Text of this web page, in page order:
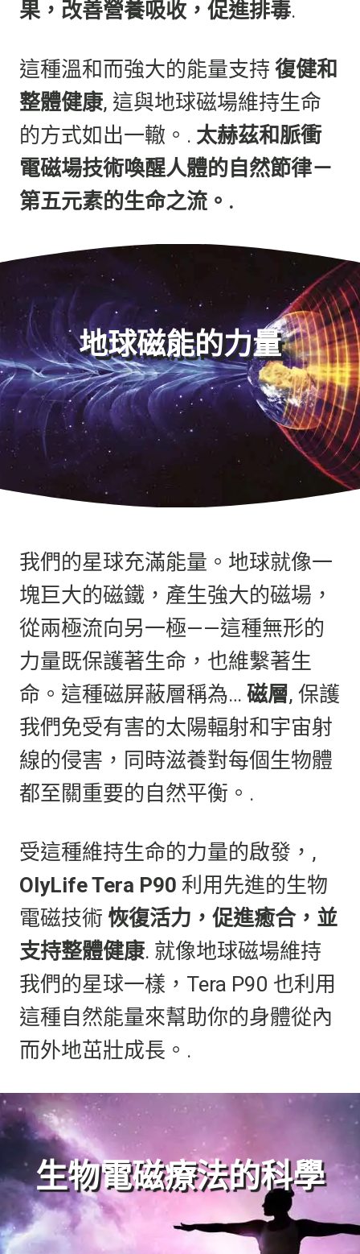
果，改善營養吸收，促進排毒.
這種溫和而強大的能量支持 復健和
整體健康, 這與地球磁場維持生命
的方式如出一轍。. 太赫茲和脈衝
電磁場技術喚醒人體的自然節律－
第五元素的生命之流。.
地球磁能的力量
我們的星球充滿能量。地球就像一
塊巨大的磁鐵，產生強大的磁場，
從兩極流向另一極——這種無形的
力量既保護著生命，也維繫著生
命。這種磁屏蔽層稱為… 磁層, 保護
我們免受有害的太陽輻射和宇宙射
線的侵害，同時滋養對每個生物體
都至關重要的自然平衡。.
受這種維持生命的力量的啟發，,
OlyLife Tera P90 利用先進的生物
電磁技術 恢復活力，促進癒合，並
支持整體健康. 就像地球磁場維持
我們的星球一樣，Tera P90 也利用
這種自然能量來幫助你的身體從內
而外地茁壯成長。.
生物電磁療法的科學